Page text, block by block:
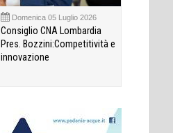
Domenica 05 Luglio 2026
Consiglio CNA Lombardia
Pres. Bozzini:Competitività e
innovazione